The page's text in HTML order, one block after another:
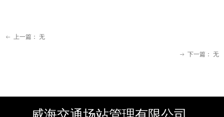
ꂃ 上一篇： 无
ꁹ 下一篇： 无